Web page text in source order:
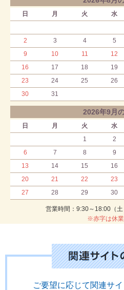
日 月 火 水
2
3 4 5
9
10 11 12
16
17 18 19
23
24 25 26
30
31
2026年9月
日 月 火 水
1
2
6
7 8 9
13
14 15 16
20
21 22 23
27
28 29 30
営業時間：9:30～18:00（土
※赤字は休
ご要望に応じて関連サ